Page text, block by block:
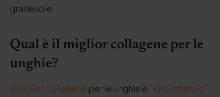
gradevole.
Qual è il miglior collagene per le
unghie?
Il miglior collagene per le unghie è l'idrolizzato di